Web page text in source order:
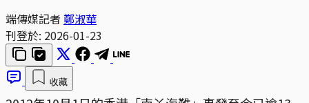
端傳媒記者 鄭淑華
刊登於: 2026-01-23
收藏